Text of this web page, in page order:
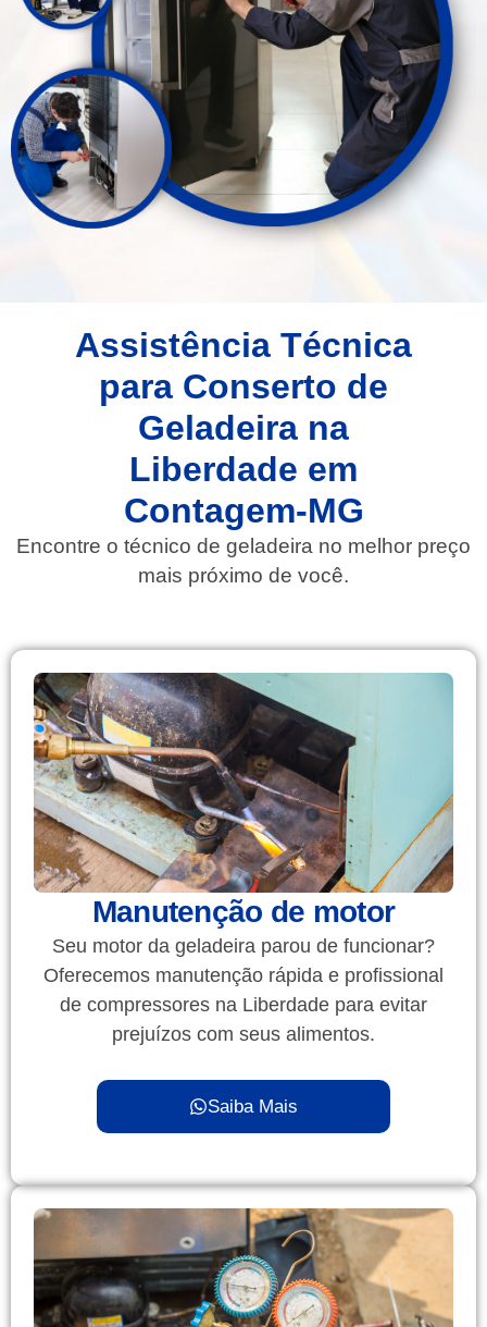
Assistência Técnica
para Conserto de
Geladeira na
Liberdade em
Contagem-MG​
Encontre o técnico de geladeira no melhor preço
mais próximo de você.
Manutenção de motor
Seu motor da geladeira parou de funcionar?
Oferecemos manutenção rápida e profissional
de compressores na Liberdade para evitar
prejuízos com seus alimentos.
Saiba Mais